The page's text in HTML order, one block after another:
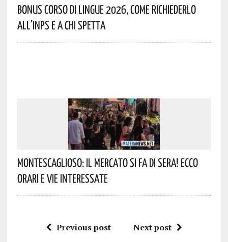
Bonus Corso Di Lingue 2026, Come Richiederlo
All’INPS E A Chi Spetta
Montescaglioso: Il Mercato Si Fa Di Sera! Ecco
Orari E Vie Interessate
Previous post Next post